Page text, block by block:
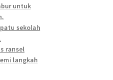
untuk
sekolah
ransel
langkah